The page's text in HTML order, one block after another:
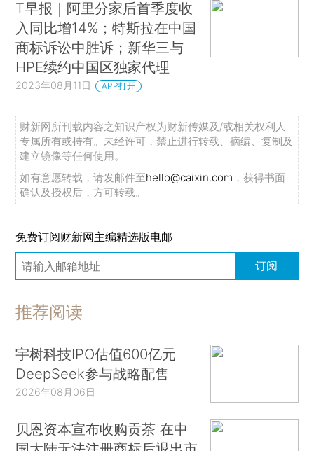
T早报｜阿里分家后首季度收
入同比增14%；特斯拉在中国
商标诉讼中胜诉；新华三与
HPE续约中国区独家代理
2023年08月11日 APP打开
财新网所刊载内容之知识产权为财新传媒及/或相关权利人
专属所有或持有。未经许可，禁止进行转载、摘编、复制及
建立镜像等任何使用。
如有意愿转载，请发邮件至hello@caixin.com ，获得书面
确认及授权后，方可转载。
免费订阅财新网主编精选版电邮
订阅
推荐阅读
宇树科技IPO估值600亿元
DeepSeek参与战略配售
2026年08月06日
贝恩资本宣布收购贡茶 在中